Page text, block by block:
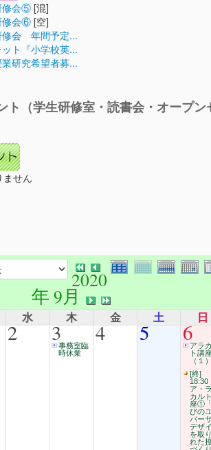
修会⑤ [混]
修会⑥ [空]
修会 年間予定...
ト『小学校英...
研究希望者募...
ト（学生研修室・読書会・オープン
ません
2020
年 9月
水 木 金 土 日
2 3事務室臨
時休業
4 5 6アラ
ト講
（１
[終]
18:30
ア・
カル
座①
びの
バー
デザ
を取
れた